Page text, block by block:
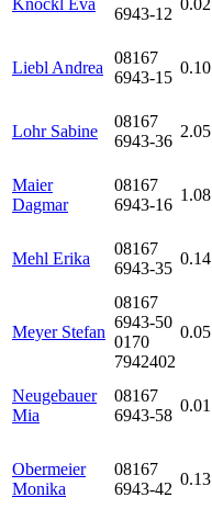
Knöckl Eva
6943-12
0.02
Liebl Andrea
08167
6943-15
0.10
Lohr Sabine
08167
6943-36
2.05
Maier
Dagmar
08167
6943-16
1.08
Mehl Erika
08167
6943-35
0.14
Meyer Stefan
08167
6943-50
0170
7942402
0.05
Neugebauer
Mia
08167
6943-58
0.01
Obermeier
Monika
08167
6943-42
0.13